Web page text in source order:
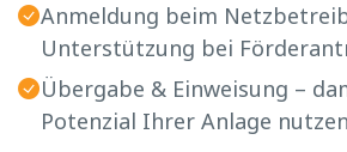
Anmeldung beim
Unterstützung bei
Übergabe & Einweisung –
Potenzial Ihrer Anlage